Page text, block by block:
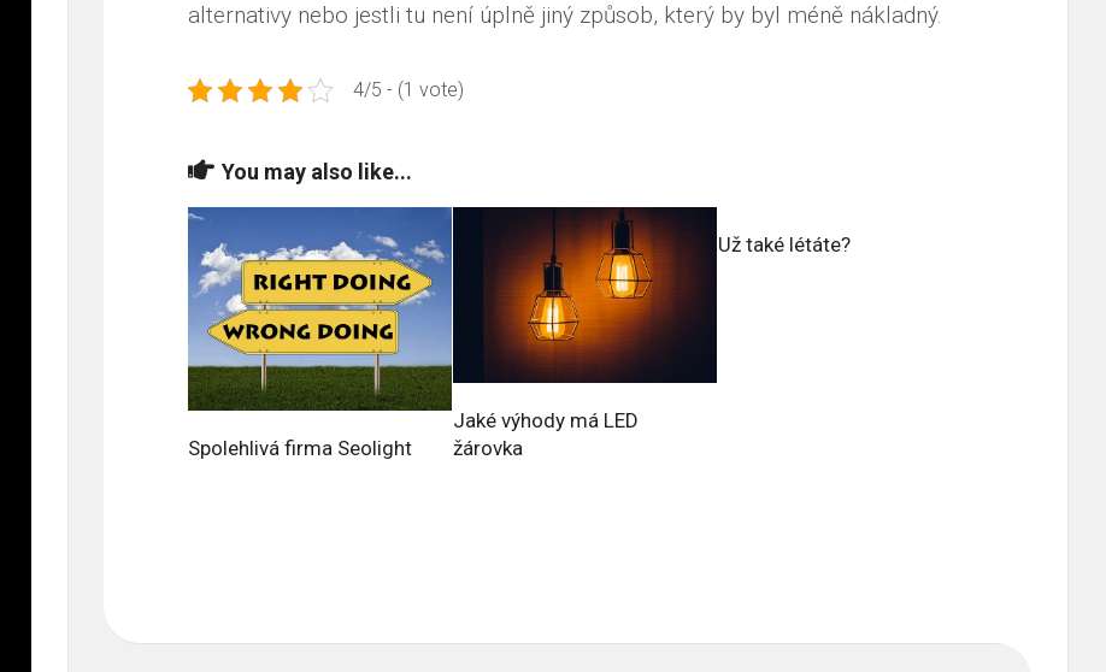
alternativy nebo jestli tu není úplně jiný způsob, který by byl méně nákladný.
4/5 - (1 vote)
You may also like...
Spolehlivá firma Seolight
Jaké výhody má LED
žárovka
Už také létáte?